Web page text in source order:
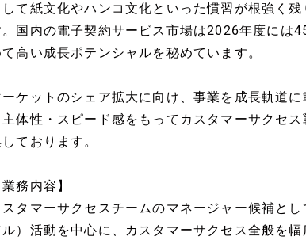
て紙文化やハンコ文化といった慣習が根強く
。国内の電子契約サービス市場は2026年度には
高い成長ポテンシャルを秘めています。
ケットのシェア拡大に向け、事業を成長軌道
体性・スピード感をもってカスタマーサクセ
ております。
務内容】
タマーサクセスチームのマネージャー候補と
）活動を中心に、カスタマーサクセス全般を幅